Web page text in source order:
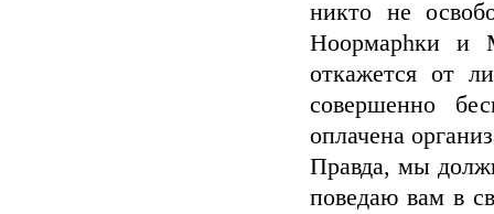
никто не
Ноормарhки и
откажется от
совершенно
оплачена
Правда, мы
поведаю вам в